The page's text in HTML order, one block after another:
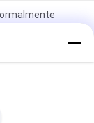
110V 220V del
normalmente